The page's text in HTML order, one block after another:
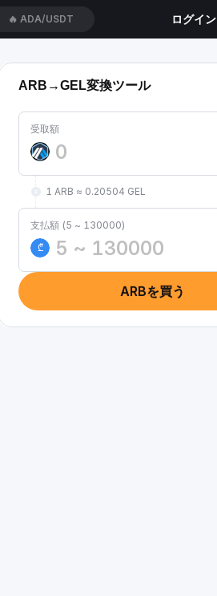
🔥 ADA/USDT ログイン
ARB→GEL変換ツール
受取額
1 ARB ≈ 0.20504 GEL
支払額 (5 ~ 130000)
₾
ARBを買う